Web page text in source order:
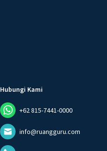
Hubungi Kami
+62 815-7441-0000
info@ruangguru.com